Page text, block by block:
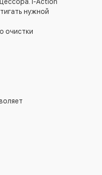
нужной
очистки